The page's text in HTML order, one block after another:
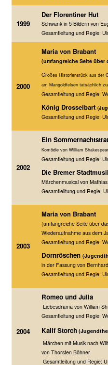
1999
Der Florentiner Hut
Schwank in 5 Bildern von
Gesamtleitung und Regie:
2000
Maria von Brabant
(umfangreiche Seite über
Großes Historienstück aus der
am Mangoldfelsen tatsächlich
Gesamtleitung und Regie:
König Drosselbart
Gesamtleitung und Regie:
2002
Ein
Komödie von William
Gesamtleitung und Regie:
Die Bremer
Märchenmusical von
Gesamtleiltung und Regie:
2003
Maria von Brabant
(umfangreiche Seite über
Wiederaufnahme aus dem
Gesamtleitung und Regie:
Dornröschen
in der Fassung von
Gesamtleitung und Regie:
2004
Romeo und Julia
Liebesdrama von William
Gesamtleitung und Regie:
Kalif Storch
Märchen mit Musik
von
Gesamtleitung und Regie: